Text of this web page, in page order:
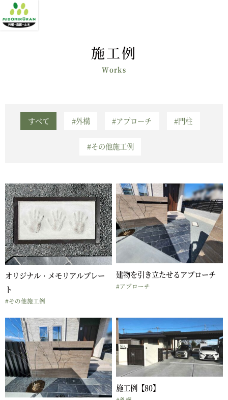
施工例
すべて #外構 #アプローチ #門柱
#その他施工例
オリジナル・メモリアルプレー
ト
#その他施工例
建物を引き立たせるアプローチ
#アプローチ
施工例【80】